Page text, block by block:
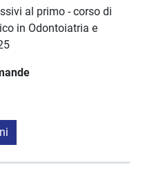
al primo - corso di
in Odontoiatria e